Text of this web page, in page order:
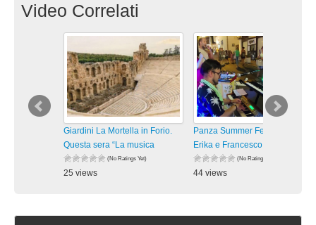
Video Correlati
Giardini La Mortella in Forio.
Questa sera “La musica
(No Ratings Yet)
25 views
Panza Summer Fest 2026.
Erika e Francesco in “Vivo
(No Ratings Yet)
44 views